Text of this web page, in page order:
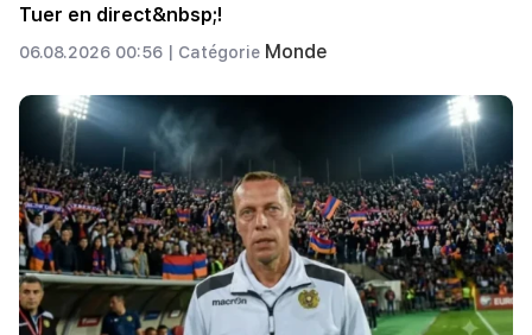
Tuer en direct&nbsp;!
06.08.2026 00:56 | Catégorie Monde